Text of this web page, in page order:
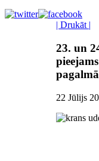
| Drukāt |
23. un
pagalmā
22 Jūlijs